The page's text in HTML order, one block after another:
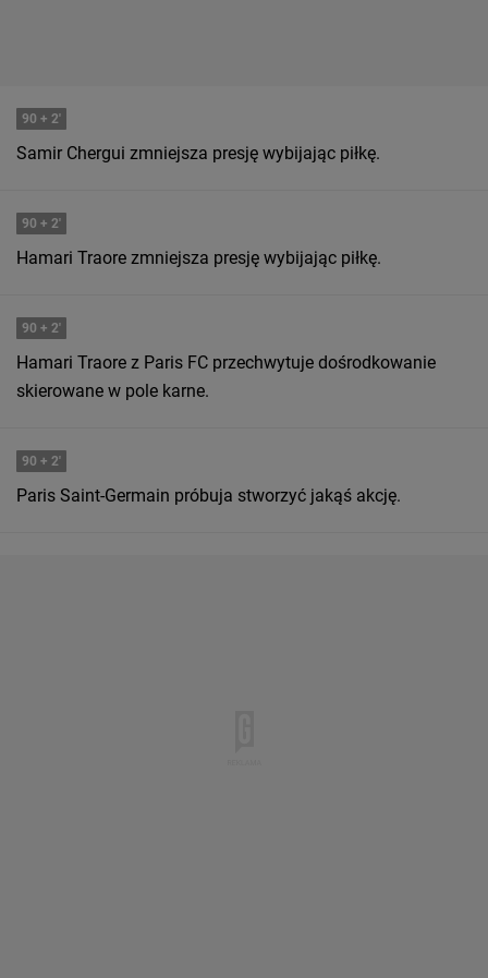
90 + 2'
Samir Chergui zmniejsza presję wybijając piłkę.
90 + 2'
Hamari Traore zmniejsza presję wybijając piłkę.
90 + 2'
Hamari Traore z Paris FC przechwytuje dośrodkowanie
skierowane w pole karne.
90 + 2'
Paris Saint-Germain próbuja stworzyć jakąś akcję.